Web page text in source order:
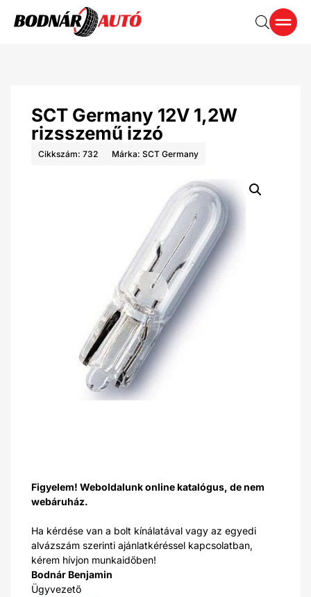
SCT Germany 12V 1,2W
rizsszemű izzó
Cikkszám: 732 Márka: SCT Germany
Figyelem! Weboldalunk online katalógus, de nem
webáruház.
Ha kérdése van a bolt kínálatával vagy az egyedi
alvázszám szerinti ajánlatkéréssel kapcsolatban,
kérem hívjon munkaidőben!
Bodnár Benjamin
Ügyvezető